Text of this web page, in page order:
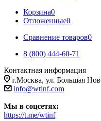
Корзина0
Отложенные0
Сравнение товаров0
8 (800) 444-60-71
Контактная информация
г.Москва, ул. Большая
info@wtinf.com
Мы в соцсетях:
https://t.me/wtinf